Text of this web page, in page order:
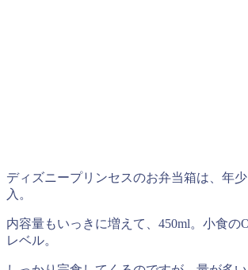
ディズニープリンセスのお弁当箱は、年
入。
内容量もいっきに増えて、450ml。小食の
レベル。